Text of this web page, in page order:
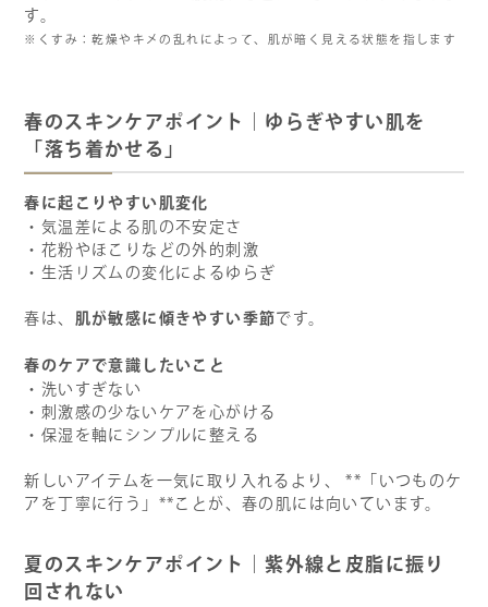
す。
※くすみ：乾燥やキメの乱れによって、肌が暗く見える状態を指します
春のスキンケアポイント｜ゆらぎやすい肌を
「落ち着かせる」
春に起こりやすい肌変化
・気温差による肌の不安定さ
・花粉やほこりなどの外的刺激
・生活リズムの変化によるゆらぎ
春は、 肌が敏感に傾きやすい季節です。
春のケアで意識したいこと
・洗いすぎない
・刺激感の少ないケアを心がける
・保湿を軸にシンプルに整える
新しいアイテムを一気に取り入れるより、 **「いつものケ
アを丁寧に行う」**ことが、春の肌には向いています。
夏のスキンケアポイント｜紫外線と皮脂に振り
回されない